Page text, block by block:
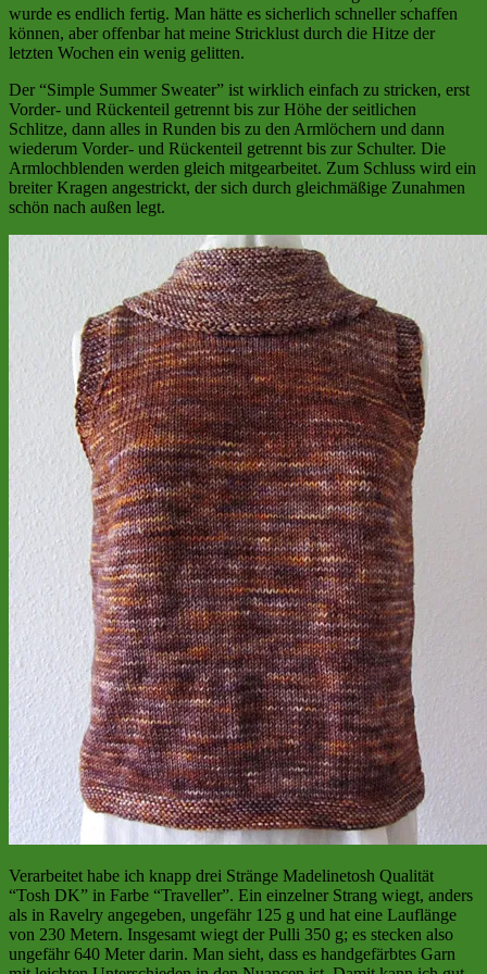
wurde es endlich fertig. Man hätte es sicherlich schneller schaffen
können, aber offenbar hat meine Stricklust durch die Hitze der
letzten Wochen ein wenig gelitten.
Der “Simple Summer Sweater” ist wirklich einfach zu stricken, erst
Vorder- und Rückenteil getrennt bis zur Höhe der seitlichen
Schlitze, dann alles in Runden bis zu den Armlöchern und dann
wiederum Vorder- und Rückenteil getrennt bis zur Schulter. Die
Armlochblenden werden gleich mitgearbeitet. Zum Schluss wird ein
breiter Kragen angestrickt, der sich durch gleichmäßige Zunahmen
schön nach außen legt.
Verarbeitet habe ich knapp drei Stränge Madelinetosh Qualität
“Tosh DK” in Farbe “Traveller”. Ein einzelner Strang wiegt, anders
als in Ravelry angegeben, ungefähr 125 g und hat eine Lauflänge
von 230 Metern. Insgesamt wiegt der Pulli 350 g; es stecken also
ungefähr 640 Meter darin. Man sieht, dass es handgefärbtes Garn